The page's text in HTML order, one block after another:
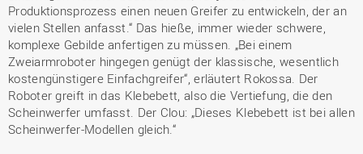
Produktionsprozess einen neuen Greifer zu entwickeln, der an
vielen Stellen anfasst.“ Das hieße, immer wieder schwere,
komplexe Gebilde anfertigen zu müssen. „Bei einem
Zweiarmroboter hingegen genügt der klassische, wesentlich
kostengünstigere Einfachgreifer“, erläutert Rokossa. Der
Roboter greift in das Klebebett, also die Vertiefung, die den
Scheinwerfer umfasst. Der Clou: „Dieses Klebebett ist bei allen
Scheinwerfer-Modellen gleich.“